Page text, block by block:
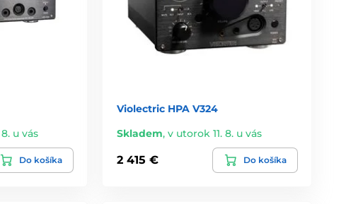
u vás
Do košíka
Violectric HPA V324
Skladem,v utorok 11. 8. u vás
2 415 € Do košíka